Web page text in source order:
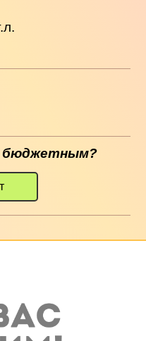
бюджетным?